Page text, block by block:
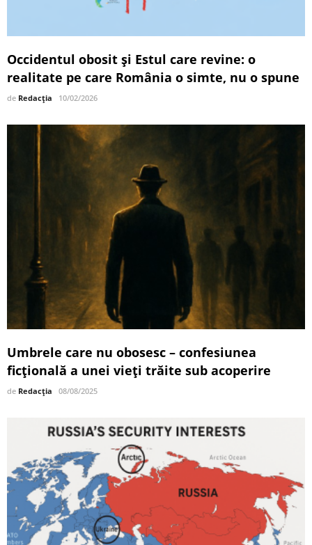
Occidentul obosit și Estul care revine: o
realitate pe care România o simte, nu o spune
de Redacția 10/02/2026
Umbrele care nu obosesc – confesiunea
ficțională a unei vieți trăite sub acoperire
de Redacția 08/08/2025